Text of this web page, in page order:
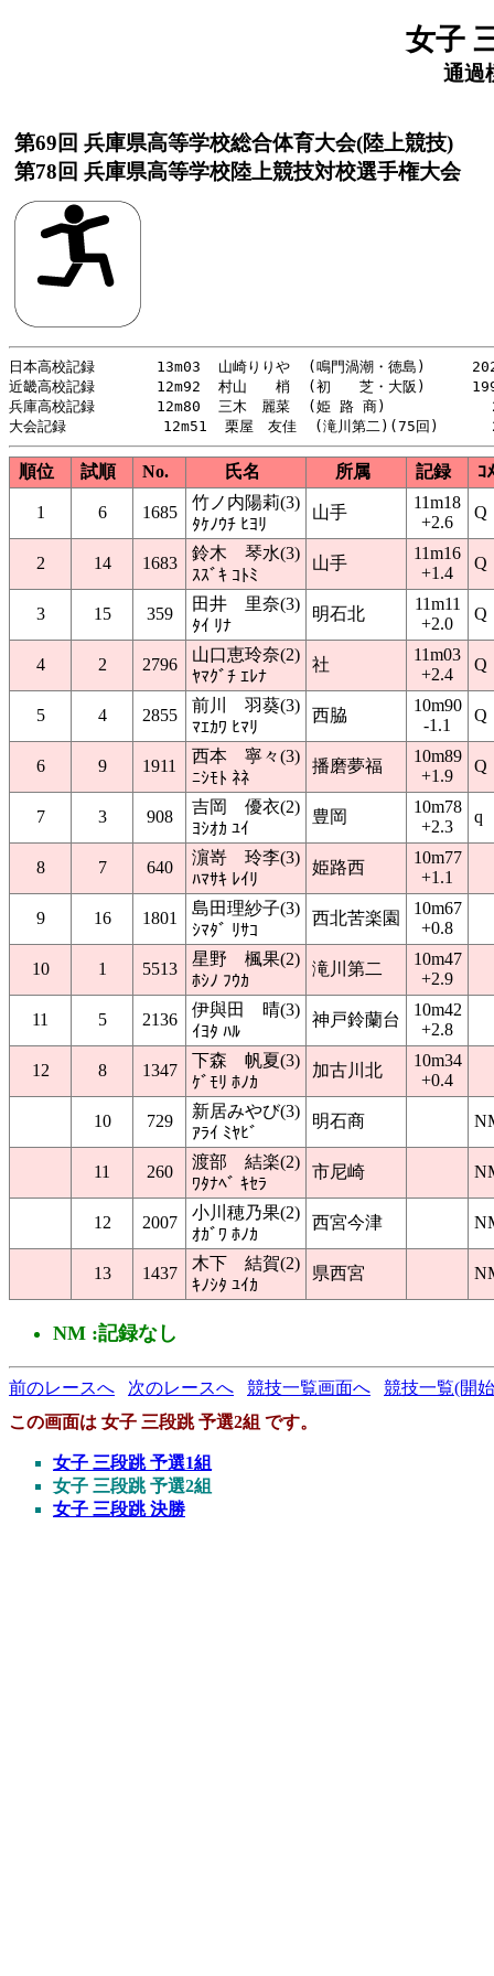
女子
通過
第69回 兵庫県高等学校総合体育大会(陸上競技)
第78回 兵庫県高等学校陸上競技対校選手権大会
日本高校記録       13m03  山崎りりや  (鳴門渦潮・徳島)  　　
近畿高校記録       12m92  村山　　梢  (初　　芝・大阪)  　　
兵庫高校記録       12m80  三木　麗菜  (姫 路 商)
順位 試順 No. 氏名 所属 記録 ｺ
1 6 1685
竹ノ内陽莉(3)
ﾀｹﾉｳﾁ ﾋﾖﾘ
山手
11m18
+2.6
Q
2 14 1683
鈴木 琴水(3)
ｽｽﾞｷ ｺﾄﾐ
山手
11m16
+1.4
Q
3 15 359
田井 里奈(3)
ﾀｲ ﾘﾅ
明石北
11m11
+2.0
Q
4 2 2796
山口恵玲奈(2)
ﾔﾏｸﾞﾁ ｴﾚﾅ
社
11m03
+2.4
Q
5 4 2855
前川 羽葵(3)
ﾏｴｶﾜ ﾋﾏﾘ
西脇
10m90
-1.1
Q
6 9 1911
西本 寧々(3)
ﾆｼﾓﾄ ﾈﾈ
播磨夢福
10m89
+1.9
Q
7 3 908
吉岡 優衣(2)
ﾖｼｵｶ ﾕｲ
豊岡
10m78
+2.3
q
8 7 640
濵嵜 玲李(3)
ﾊﾏｻｷ ﾚｲﾘ
姫路西
10m77
+1.1
9 16 1801
島田理紗子(3)
ｼﾏﾀﾞ ﾘｻｺ
西北苦楽園
10m67
+0.8
10 1 5513
星野 楓果(2)
ﾎｼﾉ ﾌｳｶ
滝川第二
10m47
+2.9
11 5 2136
伊與田 晴(3)
ｲﾖﾀ ﾊﾙ
神戸鈴蘭台
10m42
+2.8
12 8 1347
下森 帆夏(3)
ｹﾞﾓﾘ ﾎﾉｶ
加古川北
10m34
+0.4
10 729
新居みやび(3)
ｱﾗｲ ﾐﾔﾋﾞ
明石商
11 260
渡部 結楽(2)
ﾜﾀﾅﾍﾞ ｷｾﾗ
市尼崎
12 2007
小川穂乃果(2)
ｵｶﾞﾜ ﾎﾉｶ
西宮今津
13 1437
木下 結賀(2)
ｷﾉｼﾀ ﾕｲｶ
県西宮
NM :記録なし
前のレースへ 次のレースへ 競技一覧画面へ
競技一覧(開
この画面は 女子 三段跳 予選2組 です。
女子 三段跳 予選1組
女子 三段跳 予選2組
女子 三段跳 決勝